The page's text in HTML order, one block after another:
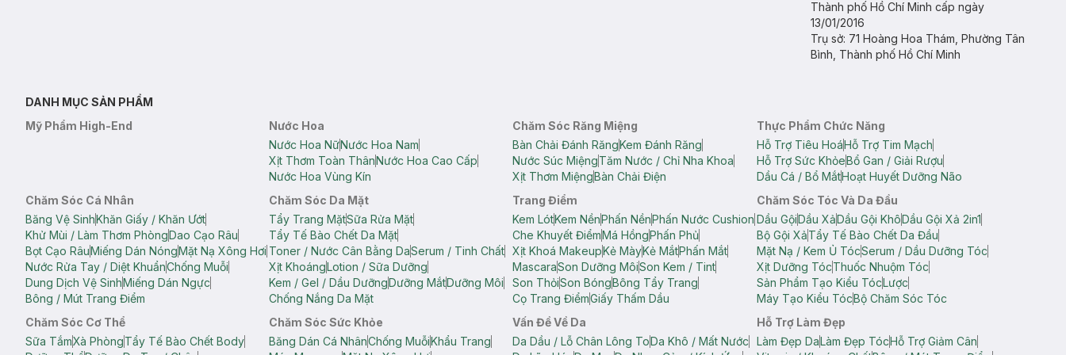
Thành phố Hồ Chí Minh cấp ngày
13/01/2016
Trụ sở: 71 Hoàng Hoa Thám, Phường Tân
Bình, Thành phố Hồ Chí Minh
DANH MỤC SẢN PHẨM
Mỹ Phẩm High-End
Nước Hoa
Nước Hoa NữNước Hoa Nam
Xịt Thơm Toàn ThânNước Hoa Cao Cấp
Nước Hoa Vùng Kín
Chăm Sóc Răng Miệng
Bàn Chải Đánh RăngKem Đánh Răng
Nước Súc MiệngTăm Nước / Chỉ Nha Khoa
Xịt Thơm MiệngBàn Chải Điện
Thực Phẩm Chức Năng
Hỗ Trợ Tiêu HoáHỗ Trợ Tim Mạch
Hỗ Trợ Sức KhỏeBổ Gan / Giải Rượu
Dầu Cá / Bổ MắtHoạt Huyết Dưỡng Não
Chăm Sóc Cá Nhân
Băng Vệ SinhKhăn Giấy / Khăn Ướt
Khử Mùi / Làm Thơm PhòngDao Cạo Râu
Bọt Cạo RâuMiếng Dán NóngMặt Nạ Xông Hơi
Nước Rửa Tay / Diệt KhuẩnChống Muỗi
Dung Dịch Vệ SinhMiếng Dán Ngực
Bông / Mút Trang Điểm
Chăm Sóc Da Mặt
Tẩy Trang MặtSữa Rửa Mặt
Tẩy Tế Bào Chết Da Mặt
Toner / Nước Cân Bằng DaSerum / Tinh Chất
Xịt KhoángLotion / Sữa Dưỡng
Kem / Gel / Dầu DưỡngDưỡng MắtDưỡng Môi
Chống Nắng Da Mặt
Trang Điểm
Kem LótKem NềnPhấn NềnPhấn Nước Cushion
Che Khuyết ĐiểmMá HồngPhấn Phủ
Xịt Khoá MakeupKẻ MàyKẻ MắtPhấn Mắt
MascaraSon Dưỡng MôiSon Kem / Tint
Son ThỏiSon BóngBông Tẩy Trang
Cọ Trang ĐiểmGiấy Thấm Dầu
Chăm Sóc Tóc Và Da Đầu
Dầu GộiDầu XảDầu Gội KhôDầu Gội Xả 2in1
Bộ Gội XảTẩy Tế Bào Chết Da Đầu
Mặt Nạ / Kem Ủ TócSerum / Dầu Dưỡng Tóc
Xịt Dưỡng TócThuốc Nhuộm Tóc
Sản Phẩm Tạo Kiểu TócLược
Máy Tạo Kiểu TócBộ Chăm Sóc Tóc
Chăm Sóc Cơ Thể
Sữa TắmXà PhòngTẩy Tế Bào Chết Body
Chăm Sóc Sức Khỏe
Băng Dán Cá NhânChống MuỗiKhẩu Trang
Vấn Đề Về Da
Da Dầu / Lỗ Chân Lông ToDa Khô / Mất Nước
Hỗ Trợ Làm Đẹp
Làm Đẹp DaLàm Đẹp TócHỗ Trợ Giảm Cân